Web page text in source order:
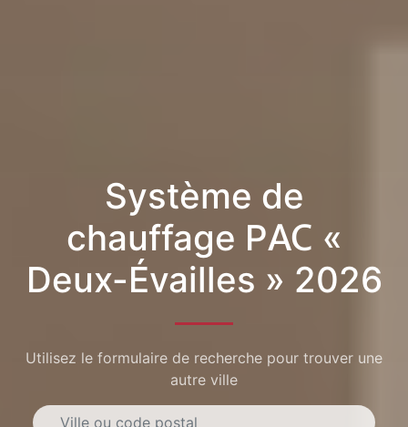
Système de
chauffage PAC «
Deux-Évailles » 2026
Utilisez le formulaire de recherche pour trouver une
autre ville